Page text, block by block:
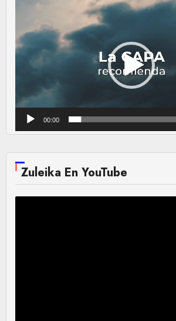
Reproductor
vídeo
00:00
Zuleika En YouTube